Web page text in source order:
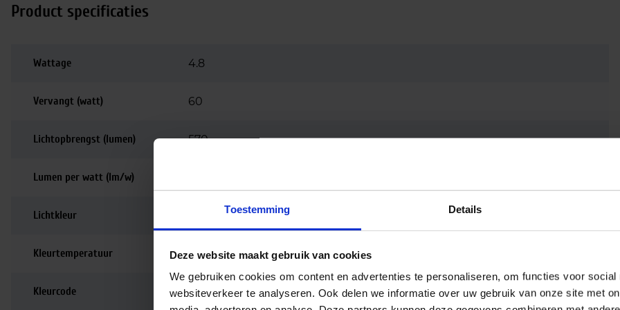
Toestemming Details
Deze website maakt gebruik van cookies
We gebruiken cookies om content en advertenties te personaliseren, om functies voor social
websiteverkeer te analyseren. Ook delen we informatie over uw gebruik van onze site met
Product specificaties
Wattage 4.8
Vervangt (watt) 60
Lichtopbrengst (lumen) 570
Lumen per watt (lm/w)
Lichtkleur
Kleurtemperatuur 2700K | Zeer warm wit
Kleurcode 827